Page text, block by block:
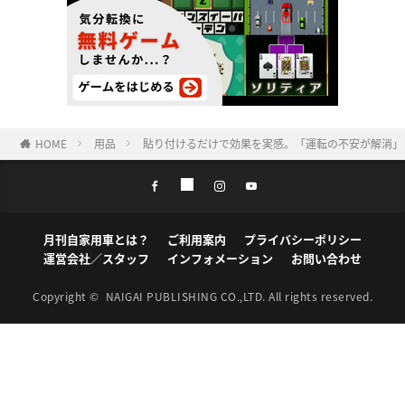
HOME 用品 貼り付けるだけで効果を実感。「運転の不安が解消
月刊自家用車とは？ ご利用案内
プライバシーポリシー
運営会社／スタッフ
インフォメーション お問い合わせ
Copyright © NAIGAI PUBLISHING CO.,LTD. All rights reserved.